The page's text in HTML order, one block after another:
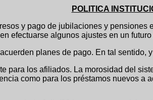
POLITICA
de jubilaciones y pensiones en
algunos ajustes en un
planes de pago. En tal
los afiliados. La morosidad del
como para los préstamos nuevos